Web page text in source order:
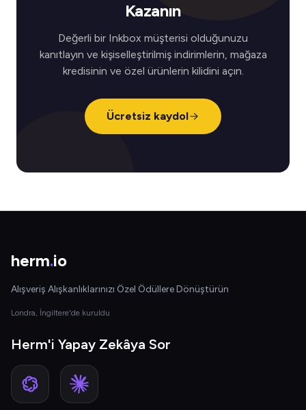
Kazanın
Değerli bir Inkbox müşterisi olduğunuzu
kanıtlayın ve kişiselleştirilmiş indirimlerin, mağaza
kredisinin ve özel ürünlerin kilidini açın.
Ücretsiz kaydol
herm.io
Alışveriş Alışkanlıklarınızı Özel Ödüllere Dönüştürün
Londra, İngiltere'de kuruldu
Herm'i Yapay Zekâya Sor